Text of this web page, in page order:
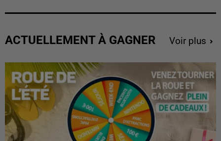
ACTUELLEMENT À GAGNER Voir plus